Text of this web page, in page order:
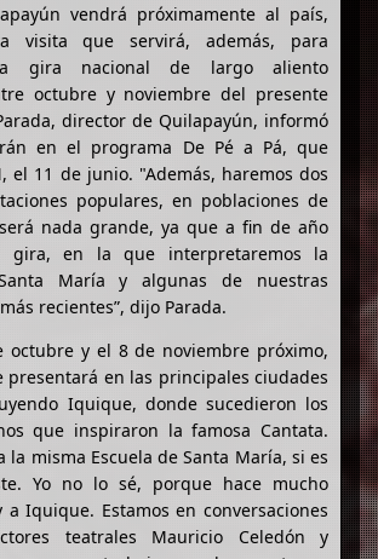
vendrá próximamente al país,
visita que servirá, además, para
gira nacional de largo aliento
octubre y noviembre del presente
director de Quilapayún, informó
en el programa De Pé a Pá, que
el 11 de junio. "Además, haremos dos
populares, en poblaciones de
nada grande, ya que a fin de año
gira, en la que interpretaremos la
María y algunas de nuestras
recientes”, dijo Parada.
octubre y el 8 de noviembre próximo,
presentará en las principales ciudades
Iquique, donde sucedieron los
que inspiraron la famosa Cantata.
la misma Escuela de Santa María, si es
Yo no lo sé, porque hace mucho
Iquique. Estamos en conversaciones
teatrales Mauricio Celedón y